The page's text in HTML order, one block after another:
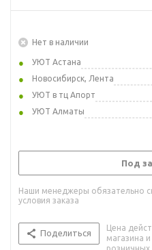
Нет в наличии
УЮТ Астана
Новосибирск, Лента
УЮТ в тц Апорт
УЮТ Алматы
Под
Наши менеджеры обязательно
условия заказа
Поделиться
Цена
магазина
розничных